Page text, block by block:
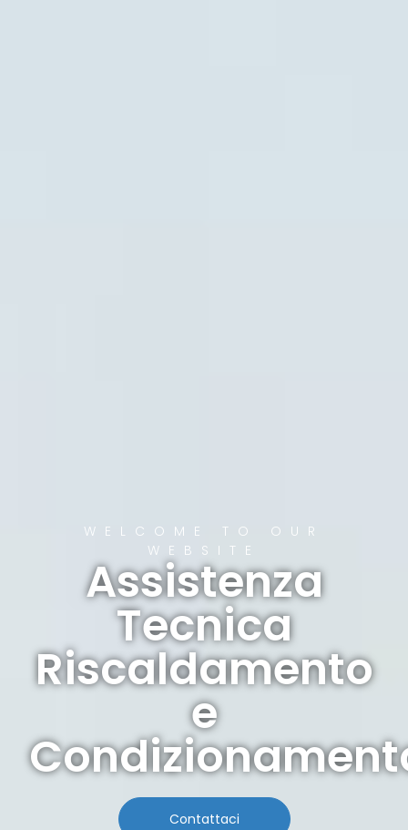
WELCOME TO OUR
WEBSITE
Assistenza
Tecnica
Riscaldamento
e
Contattaci